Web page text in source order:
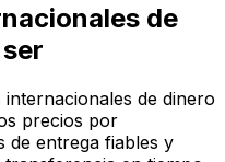
de
de dinero
precios por
de entrega fiables y